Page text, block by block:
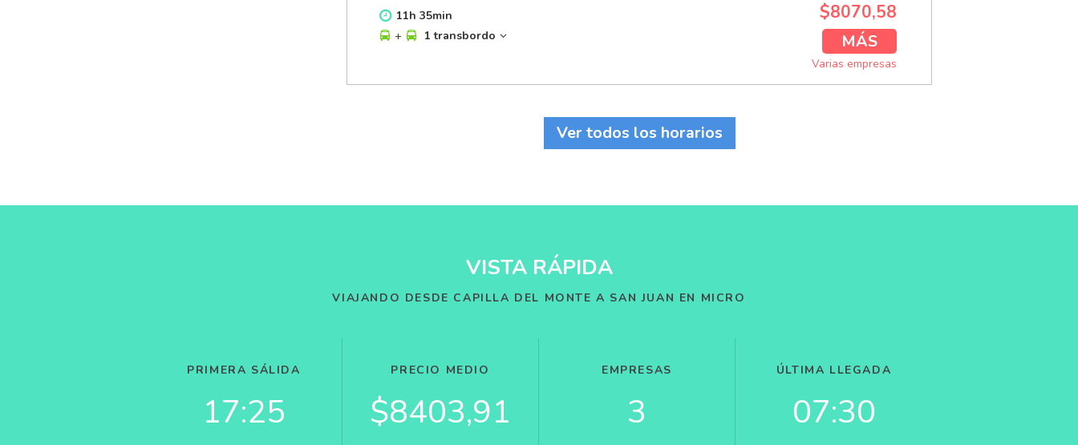
11h 35min
+
1 transbordo
$8070,58
MÁS
Varias empresas
Ver todos los horarios
VISTA RÁPIDA
VIAJANDO DESDE CAPILLA DEL MONTE A SAN JUAN EN MICRO
PRIMERA SÁLIDA
17:25
PRECIO MEDIO
$8403,91
EMPRESAS
3
ÚLTIMA LLEGADA
07:30